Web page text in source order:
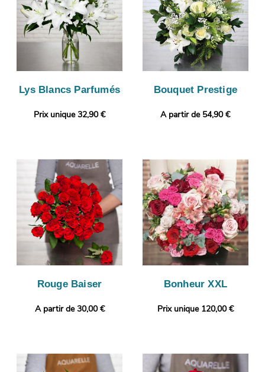
Lys Blancs Parfumés
Prix unique 32,90 €
Bouquet Prestige
A partir de 54,90 €
Rouge Baiser
A partir de 30,00 €
Bonheur XXL
Prix unique 120,00 €